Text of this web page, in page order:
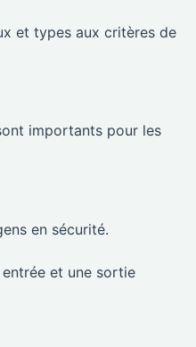
et types aux critères de
importants pour les
en sécurité.
entrée et une sortie